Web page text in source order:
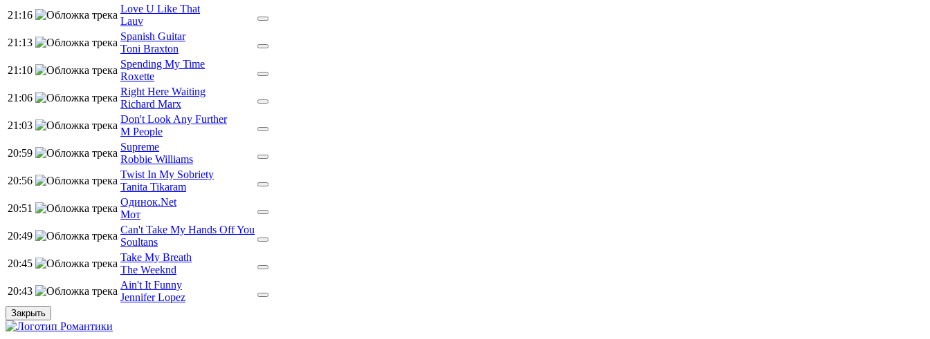
21:16
Love U Like That
Lauv
21:13
Spanish Guitar
Toni Braxton
21:10
Spending My Time
Roxette
21:06
Right Here Waiting
Richard Marx
21:03
Don't Look Any Further
M People
20:59
Supreme
Robbie Williams
20:56
Twist In My Sobriety
Tanita Tikaram
20:51
Одинок.Net
Мот
20:49
Can't Take My Hands Off You
Soultans
20:45
Take My Breath
The Weeknd
20:43
Ain't It Funny
Jennifer Lopez
Закрыть